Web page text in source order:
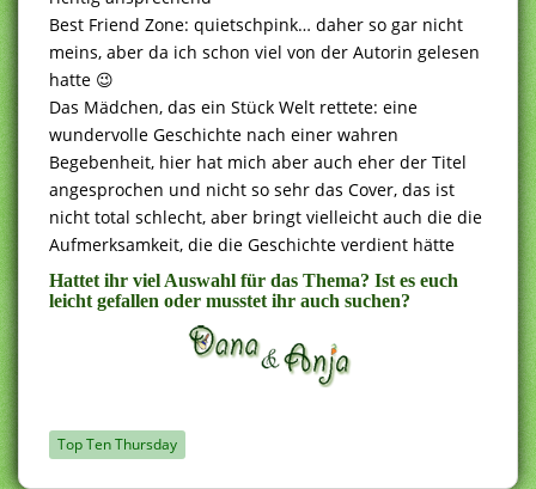
Best Friend Zone: quietschpink… daher so gar nicht
meins, aber da ich schon viel von der Autorin gelesen
hatte 😉
Das Mädchen, das ein Stück Welt rettete: eine
wundervolle Geschichte nach einer wahren
Begebenheit, hier hat mich aber auch eher der Titel
angesprochen und nicht so sehr das Cover, das ist
nicht total schlecht, aber bringt vielleicht auch die die
Aufmerksamkeit, die die Geschichte verdient hätte
Hattet ihr viel Auswahl für das Thema? Ist es euch
leicht gefallen oder musstet ihr auch suchen?
Top Ten Thursday